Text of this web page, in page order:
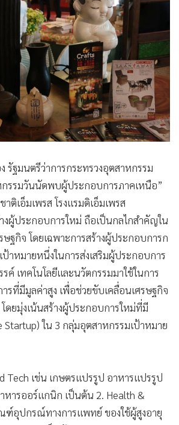
รัฐมนตรีว่าการกระทรวงอุตสาหกรรม
กรรมวันนัดพบผู้ประกอบการภาคเหนือ”
เอ็มเพรส โรงแรมดิเอ็มเพรส
างผู้ประกอบการใหม่ ถือเป็นกลไกสำคัญใน
ษฐกิจ โดยเฉพาะการสร้างผู้ประกอบการก
าหมายหนึ่งในการส่งเสริมผู้ประกอบการ
ค์ เทคโนโลยีและนวัตกรรมมาใช้ในการ
ที่มีมูลค่าสูง เพื่อช่วยขับเคลื่อนเศรษฐกิจ
ดยมุ่งเน้นสร้างผู้ประกอบการใหม่ที่มี
Startup) ใน 3 กลุ่มอุตสาหกรรมเป้าหมาย
Tech เช่น เกษตรแปรรูป อาหารแปรรูป
หารออร์แกนิก เป็นต้น 2. Health &
ฑ์อุปกรณ์ทางการแพทย์ ของใช้ผู้สูงอายุ